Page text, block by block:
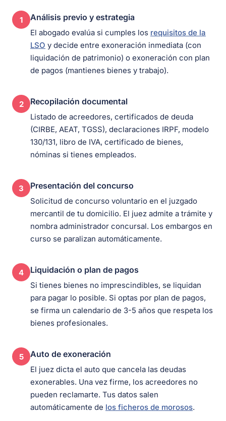
1 Análisis previo y estrategia
El abogado evalúa si cumples los requisitos de la
LSO y decide entre exoneración inmediata (con
liquidación de patrimonio) o exoneración con plan
de pagos (mantienes bienes y trabajo).
2 Recopilación documental
Listado de acreedores, certificados de deuda
(CIRBE, AEAT, TGSS), declaraciones IRPF, modelo
130/131, libro de IVA, certificado de bienes,
nóminas si tienes empleados.
3 Presentación del concurso
Solicitud de concurso voluntario en el juzgado
mercantil de tu domicilio. El juez admite a trámite y
nombra administrador concursal. Los embargos en
curso se paralizan automáticamente.
4 Liquidación o plan de pagos
Si tienes bienes no imprescindibles, se liquidan
para pagar lo posible. Si optas por plan de pagos,
se firma un calendario de 3-5 años que respeta los
bienes profesionales.
5 Auto de exoneración
El juez dicta el auto que cancela las deudas
exonerables. Una vez firme, los acreedores no
pueden reclamarte. Tus datos salen
automáticamente de los ficheros de morosos.